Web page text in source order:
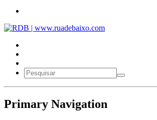
Primary Navigation